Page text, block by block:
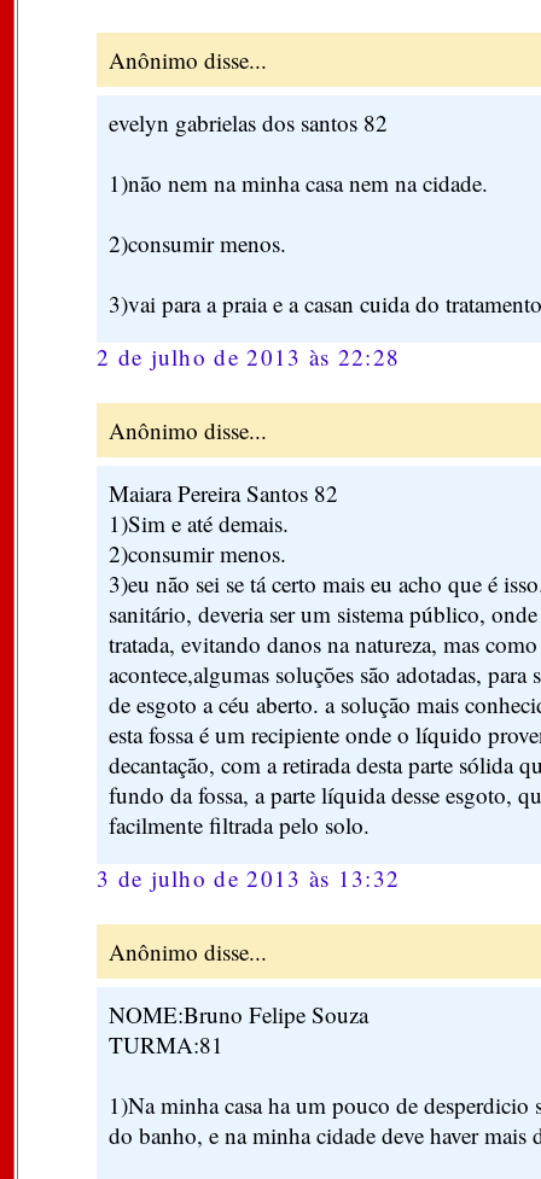
Anônimo disse...
evelyn gabrielas dos santos 82
1)não nem na minha casa nem na cidade.
2)consumir menos.
3)vai para a praia e a casan cuida do
2 de julho de 2013 às 22:28
Anônimo disse...
Maiara Pereira Santos 82
1)Sim e até demais.
2)consumir menos.
3)eu não sei se tá certo mais eu acho que é
sanitário, deveria ser um sistema público,
tratada, evitando danos na natureza, mas
acontece,algumas soluções são adotadas, para
de esgoto a céu aberto. a solução mais
esta fossa é um recipiente onde o líquido
decantação, com a retirada desta parte sólida
fundo da fossa, a parte líquida desse esgoto,
facilmente filtrada pelo solo.
3 de julho de 2013 às 13:32
Anônimo disse...
NOME:Bruno Felipe Souza
TURMA:81
1)Na minha casa ha um pouco de desperdicio
do banho, e na minha cidade deve haver mais